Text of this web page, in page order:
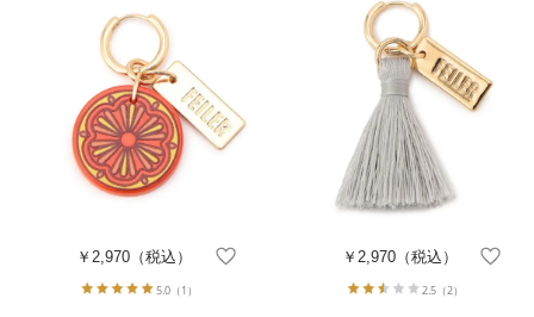
￥2,970 （税込）
5.0 （1）
￥2,970（税込）
2.5（2）